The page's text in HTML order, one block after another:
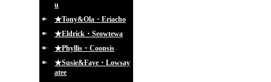
u
★Tony&Ola・Eriacho
★Eldrick・Seowtewa
★Phyllis・Coonsis
★Susie&Faye・Lowsay
atee